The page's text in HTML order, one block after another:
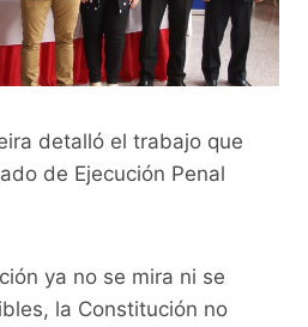
detalló el trabajo que
de Ejecución Penal
ya no se mira ni se
la Constitución no